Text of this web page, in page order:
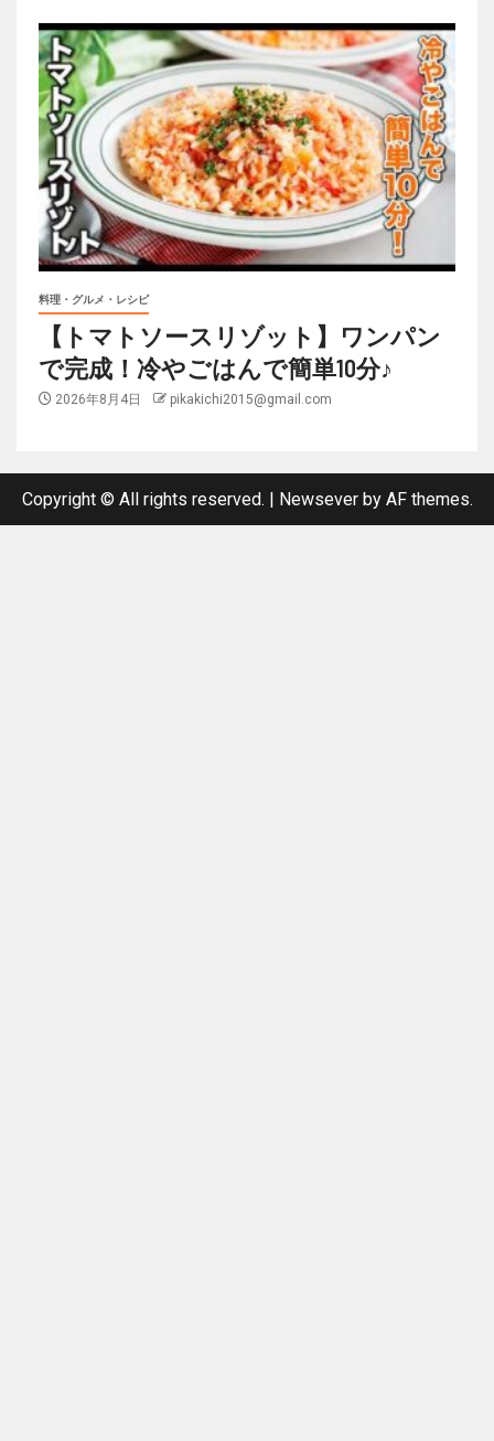
料理・グルメ・レシピ
【トマトソースリゾット】ワンパン
で完成！冷やごはんで簡単10分♪
2026年8月4日 pikakichi2015@gmail.com
Copyright © All rights reserved. | Newseverby AF themes.